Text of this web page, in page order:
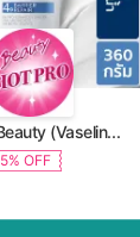
Unilever Beauty (Vaseline, Dove, TRESemme, Clear)
5% OFF